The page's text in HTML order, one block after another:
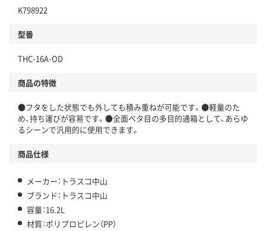
K798922
型番
THC-16A-OD
商品の特徴
●フタをした状態でも外しても積み重ねが可能です。●軽量のた
め、持ち運びが容易です。●全面ベタ目の多目的通箱として、あらゆ
るシーンで汎用的に使用できます。
商品仕様
メーカー：トラスコ中山
ブランド：トラスコ中山
容量：16.2L
材質：ポリプロピレン（PP）